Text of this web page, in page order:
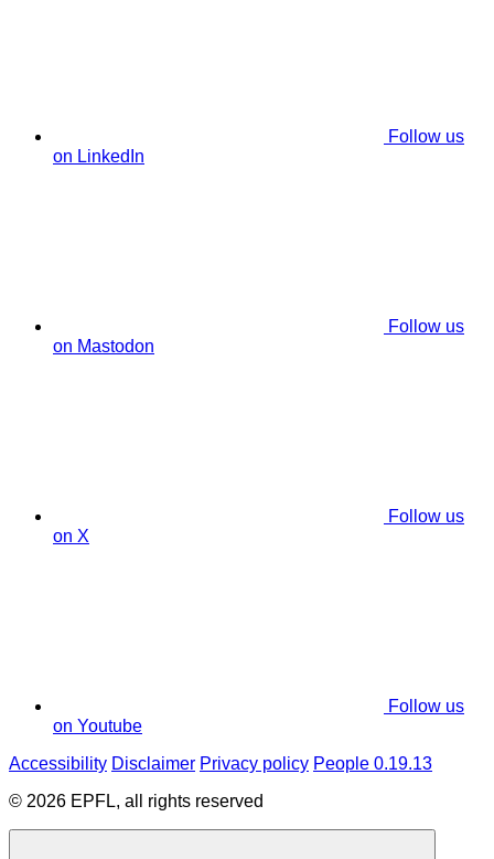
Follow us
on LinkedIn
Follow us
on Mastodon
Follow us
on X
Follow us
on Youtube
Accessibility Disclaimer Privacy policy People 0.19.13
© 2026 EPFL, all rights reserved